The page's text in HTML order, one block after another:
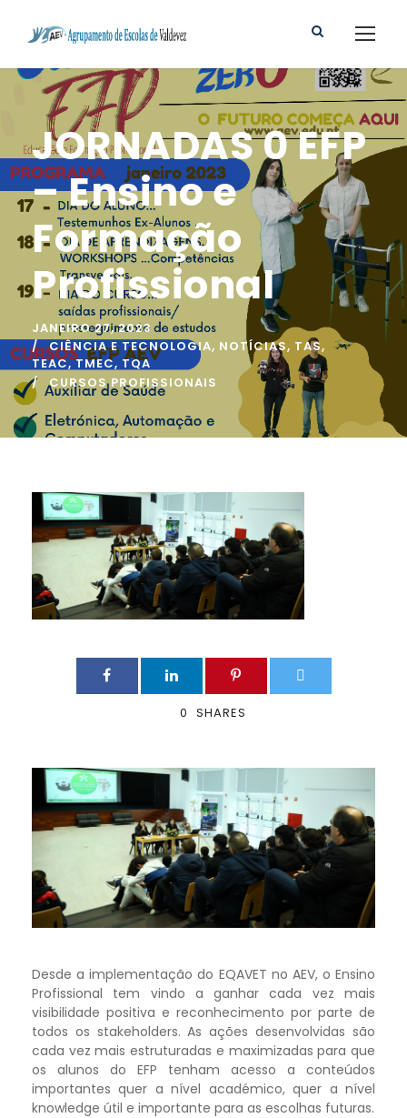
JORNADAS 0 EFP
– Ensino e
Formação
Profissional
JANEIRO 27, 2023
CIÊNCIA E TECNOLOGIA, NOTÍCIAS, TAS,
TEAC, TMEC, TQA
CURSOS PROFISSIONAIS
0 SHARES
Desde a implementação do EQAVET no AEV, o Ensino
Profissional tem vindo a ganhar cada vez mais
visibilidade positiva e reconhecimento por parte de
todos os stakeholders. As ações desenvolvidas são
cada vez mais estruturadas e maximizadas para que
os alunos do EFP tenham acesso a conteúdos
importantes quer a nível académico, quer a nível
knowledge útil e importante para as escolhas futuras.